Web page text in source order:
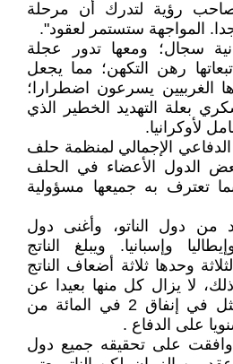
رؤية لتدرك أن مرحلة
المواجهة ستستمر لعقود".
سجال؛ ومعها تدور عجلة
رهن التكهن؛ مما يجعل
الغربيين يسرعون اضطرارا؛
بعلة التهديد الخطير الذي
لأوكرانيا.
الدفاعي الإجمالي لمنظمة حلف
الدول الأعضاء في الحلف
تعترف به جميعها مسؤولية
من دول الناتو، وأغنى دول
وإسبانيا. ويبلغ الناتج
وحدها ثلاثة أضعاف الناتج
لا يزال كل منها بعيدا عن
تحقيق هدف الناتو المتمثل في إنفاق 2 في المائة من
على الدفاع .
على تحقيقه جميع دول